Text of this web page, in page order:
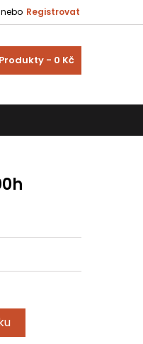
nebo Registrovat
Produkty - 0 Kč